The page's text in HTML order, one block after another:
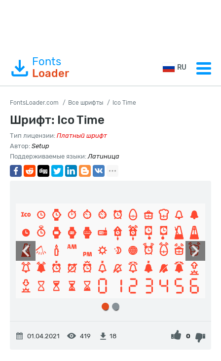
Fonts
Loader
RU
FontsLoader.com Все шрифты Ico Time
Шрифт: Ico Time
Тип лицензии: Платный шрифт
Автор: Setup
Поддерживаемые языки:Латиница
01.04.2021 419 18 0